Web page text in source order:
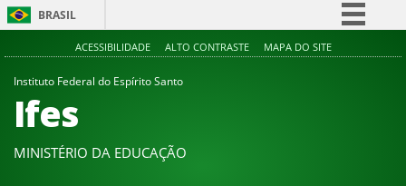
BRASIL
Simplifique!
ACESSIBILIDADE ALTO CONTRASTE MAPA DO SITE
Instituto Federal do Espírito Santo
Ifes
MINISTÉRIO DA EDUCAÇÃO